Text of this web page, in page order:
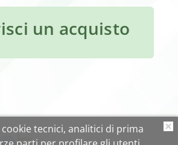
un acquisto
tecnici, analitici di prima